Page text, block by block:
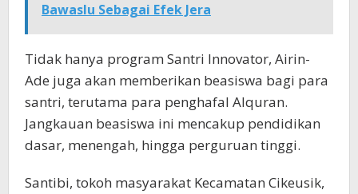
Bawaslu Sebagai Efek Jera
Tidak hanya program Santri Innovator, Airin-
Ade juga akan memberikan beasiswa bagi para
santri, terutama para penghafal Alquran.
Jangkauan beasiswa ini mencakup pendidikan
dasar, menengah, hingga perguruan tinggi.
Santibi, tokoh masyarakat Kecamatan Cikeusik,